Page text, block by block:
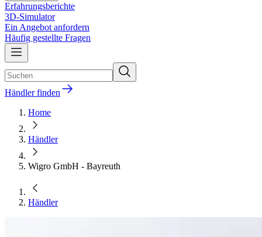
Erfahrungsberichte
3D-Simulator
Ein Angebot anfordern
Häufig gestellte Fragen
Händler finden
Home
Händler
Wigro GmbH - Bayreuth
Händler